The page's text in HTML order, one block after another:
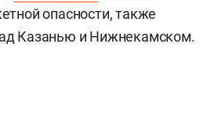
опасности, также
Казанью и Нижнекамском.